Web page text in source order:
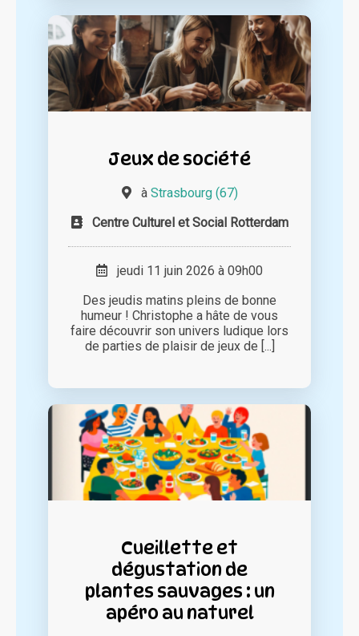
Jeux de société
à Strasbourg (67)
Centre Culturel et Social Rotterdam
jeudi 11 juin 2026 à 09h00
Des jeudis matins pleins de bonne
humeur ! Christophe a hâte de vous
faire découvrir son univers ludique lors
de parties de plaisir de jeux de [...]
Cueillette et
dégustation de
plantes sauvages : un
apéro au naturel